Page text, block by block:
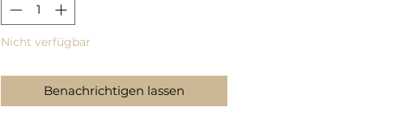
Nicht verfügbar
Benachrichtigen lassen